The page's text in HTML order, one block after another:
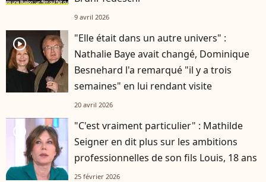
9 avril 2026
player2
"Elle était dans un autre univers" :
Nathalie Baye avait changé, Dominique
Besnehard l'a remarqué "il y a trois
semaines" en lui rendant visite
20 avril 2026
player2
"C'est vraiment particulier" : Mathilde
Seigner en dit plus sur les ambitions
professionnelles de son fils Louis, 18 ans
25 février 2026